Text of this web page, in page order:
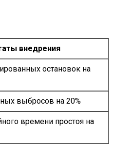
внедрения
остановок на
выбросов на 20%
времени простоя на